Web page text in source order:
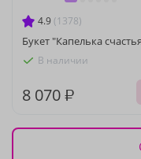
4.9 (1378)
Букет "Капелька
В наличии
8 070 ₽